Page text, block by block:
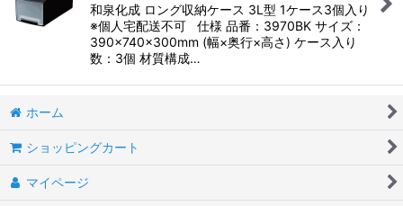
和泉化成 ロング収納ケース 3L型 1ケース3個入り
※個人宅配送不可 仕様 品番：3970BK サイズ：
390×740×300mm (幅×奥行×高さ) ケース入り
数：3個 材質構成…
ホーム
ショッピングカート
マイページ